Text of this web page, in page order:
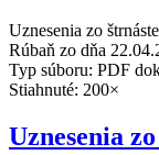
Uznesenia zo
Rúbaň zo dňa
Typ súboru: PDF
Stiahnuté: 200×
Uznesenia